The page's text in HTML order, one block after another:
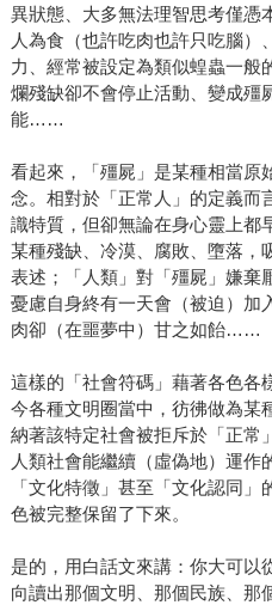
異狀態、大多無法理智思考僅憑
人為食（也許吃肉也許只吃腦
力、經常被設定為類似蝗蟲一般
爛殘缺卻不會停止活動、變成殭
能……
看起來，「殭屍」是某種相當原
念。相對於「正常人」的定義而
識特質，但卻無論在身心靈上都
某種殘缺、冷漠、腐敗、墮落，
表述；「人類」對「殭屍」嫌棄
憂慮自身終有一天會（被迫）加
肉卻（在噩夢中）甘之如飴……
這樣的「社會符碼」藉著各色各
今各種文明圈當中，彷彿做為某
納著該特定社會被拒斥於「正常
人類社會能繼續（虛偽地）運作
「文化特徵」甚至「文化認同
色被完整保留了下來。
是的，用白話文來講：你大可以
向讀出那個文明、那個民族、那